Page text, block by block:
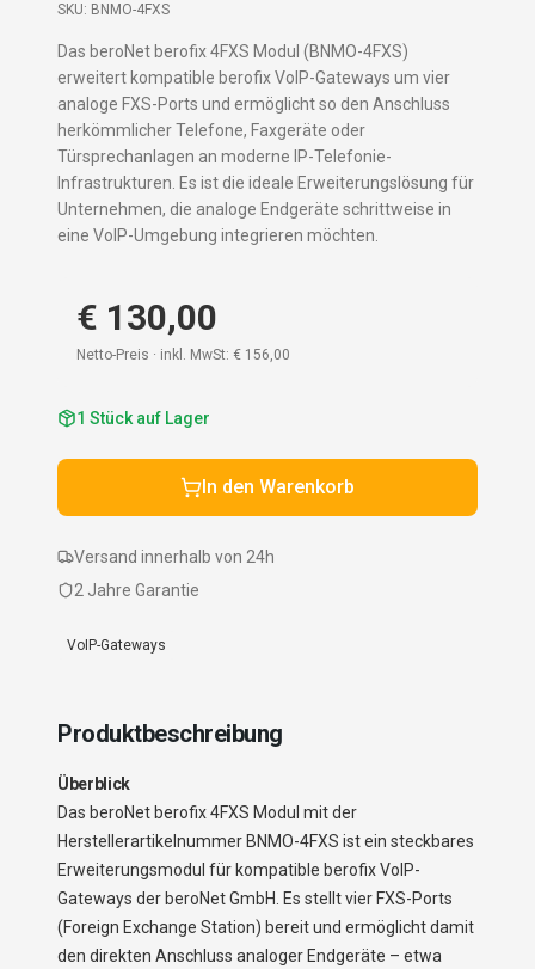
SKU: BNMO-4FXS
Das beroNet berofix 4FXS Modul (BNMO-4FXS)
erweitert kompatible berofix VoIP-Gateways um vier
analoge FXS-Ports und ermöglicht so den Anschluss
herkömmlicher Telefone, Faxgeräte oder
Türsprechanlagen an moderne IP-Telefonie-
Infrastrukturen. Es ist die ideale Erweiterungslösung für
Unternehmen, die analoge Endgeräte schrittweise in
eine VoIP-Umgebung integrieren möchten.
€ 130,00
Netto-Preis · inkl. MwSt: € 156,00
1 Stück auf Lager
In den Warenkorb
Versand innerhalb von 24h
2 Jahre Garantie
VoIP-Gateways
Produktbeschreibung
Überblick
Das beroNet berofix 4FXS Modul mit der
Herstellerartikelnummer BNMO-4FXS ist ein steckbares
Erweiterungsmodul für kompatible berofix VoIP-
Gateways der beroNet GmbH. Es stellt vier FXS-Ports
(Foreign Exchange Station) bereit und ermöglicht damit
den direkten Anschluss analoger Endgeräte – etwa